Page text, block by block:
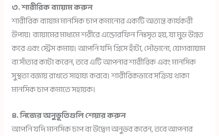
৩. শারীরিক ব্যায়াম করুন
শারীরিক ব্যায়াম মানসিক চাপ কমানোর একটি অত্যন্ত কার্যকরী
উপায়। ব্যায়ামের মাধ্যমে শরীরে এন্ডোরফিন নিঃসৃত হয়, যা মুড উন্নত
করে এবং স্ট্রেস কমায়। আপনি যদি গ্রিসে হাঁটা, দৌড়ানো, যোগব্যায়াম
বা সাঁতার কাটা করেন, তবে এটি আপনার শারীরিক এবং মানসিক
সুস্থতা বজায় রাখতে সাহায্য করবে। শারীরিকভাবে সক্রিয় থাকা
মানসিক চাপ কমাতে সহায়ক।
৪. নিজের অনুভূতিগুলি শেয়ার করুন
আপনি যদি মানসিক চাপ বা উদ্বেগ অনুভব করেন, তবে আপনার